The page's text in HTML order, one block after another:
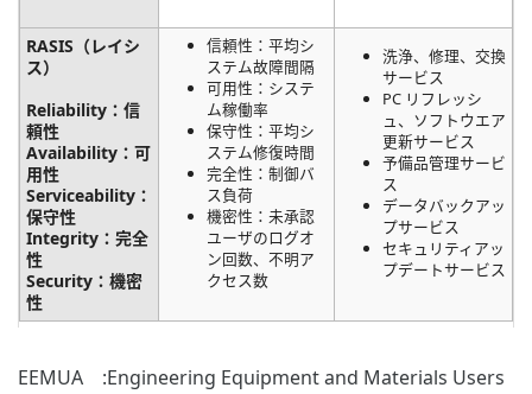
RASIS （レイシ
ス）
Reliability：信
頼性
Availability：可
用性
Serviceability：
保守性
Integrity：完全
性
Security：機密
性
信頼性：平均シ
ステム故障間隔
可用性：システ
ム稼働率
保守性：平均シ
ステム修復時間
完全性：制御バ
ス負荷
機密性：未承認
ユーザのログオ
ン回数、不明ア
クセス数
洗浄、修理、交換
サービス
PC リフレッシ
ュ、ソフトウエア
更新サービス
予備品管理サービ
ス
データバックアッ
プサービス
セキュリティアッ
プデートサービス
EEMUA :Engineering Equipment and Materials Users